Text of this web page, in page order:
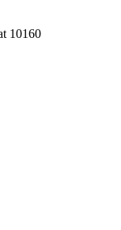
10160